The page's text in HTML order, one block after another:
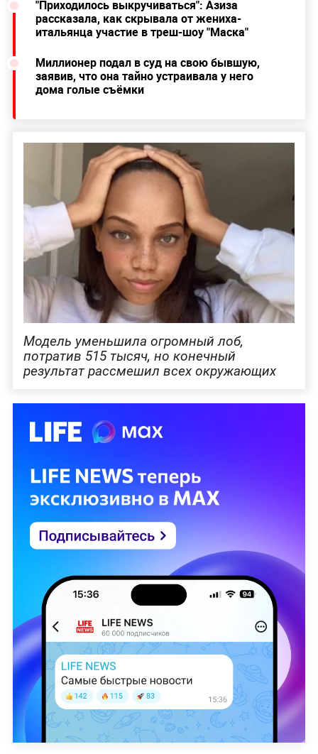
"Приходилось выкручиваться": Азиза
рассказала, как скрывала от жениха-
итальянца участие в треш-шоу "Маска"
Миллионер подал в суд на свою бывшую,
заявив, что она тайно устраивала у него
дома голые съёмки
Модель уменьшила огромный лоб,
потратив 515 тысяч, но конечный
результат рассмешил всех окружающих